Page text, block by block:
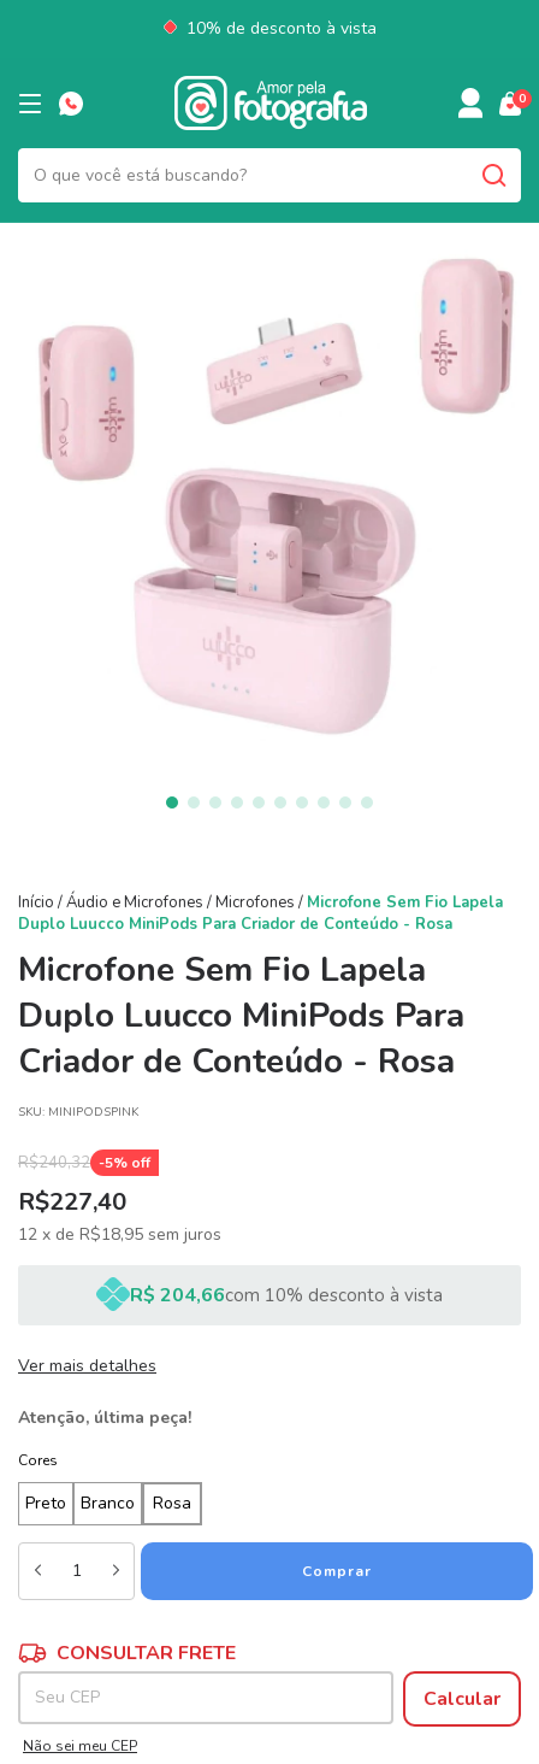
10% de desconto à vista
0
Início /Áudio e Microfones /Microfones / Microfone Sem Fio Lapela
Duplo Luucco MiniPods Para Criador de Conteúdo - Rosa
Microfone Sem Fio Lapela
Duplo Luucco MiniPods Para
Criador de Conteúdo - Rosa
SKU: MINIPODSPINK
R$240,32 -5% off
R$227,40
12 x de R$18,95 sem juros
R$ 204,66com 10% desconto à vista
Ver mais detalhes
Atenção, última peça!
Cores
Preto Branco Rosa
Entregas para o CEP:
CONSULTAR FRETE
Calcular
Não sei meu CEP